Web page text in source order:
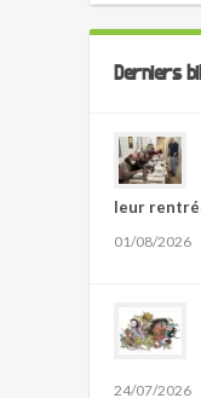
Derniers
leur
01/08/2026
24/07/2026